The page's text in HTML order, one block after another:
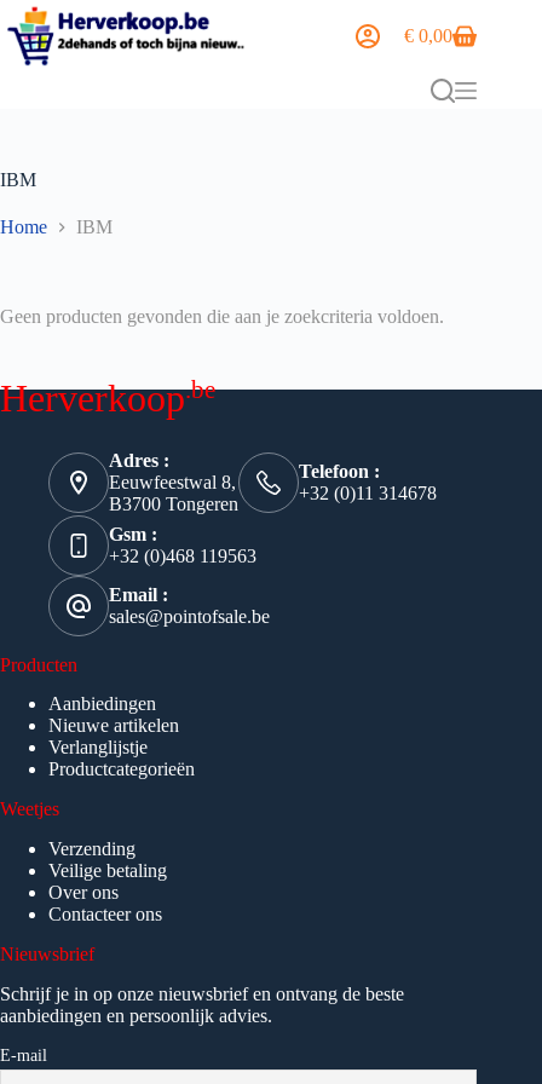
€ 0,00
IBM
Home IBM
Geen producten gevonden die aan je zoekcriteria voldoen.
Herverkoop.be
Adres :
Eeuwfeestwal 8,
B3700 Tongeren
Telefoon :
+32 (0)11 314678
Gsm :
+32 (0)468 119563
Email :
sales@pointofsale.be
Producten
Aanbiedingen
Nieuwe artikelen
Verlanglijstje
Productcategorieën
Weetjes
Verzending
Veilige betaling
Over ons
Contacteer ons
Nieuwsbrief
Schrijf je in op onze nieuwsbrief en ontvang de beste
aanbiedingen en persoonlijk advies.
E-mail